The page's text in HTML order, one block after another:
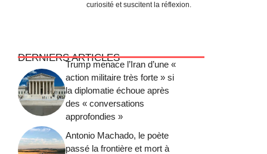
curiosité et suscitent la réflexion.
DERNIERS ARTICLES
Trump menace l’Iran d’une «
action militaire très forte » si
la diplomatie échoue après
des « conversations
approfondies »
Antonio Machado, le poète
passé la frontière et mort à